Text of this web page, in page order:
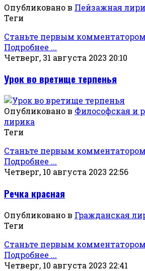
Опубликовано в Пейзажная
Теги
Станьте первым
Подробнее ...
Четверг, 31 августа 2023 20:10
Урок во вретище терпенья
Опубликовано в Философская и
лирика
Теги
Станьте первым
Подробнее ...
Четверг, 10 августа 2023 22:56
Речка красная
Опубликовано в Гражданская
Теги
Станьте первым
Подробнее ...
Четверг, 10 августа 2023 22:41